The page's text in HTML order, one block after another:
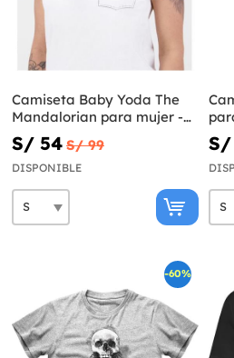
Camiseta Baby Yoda The
Mandalorian para mujer -
Star Wars
S/ 54 S/ 99
DISPONIBLE
S/
-60%